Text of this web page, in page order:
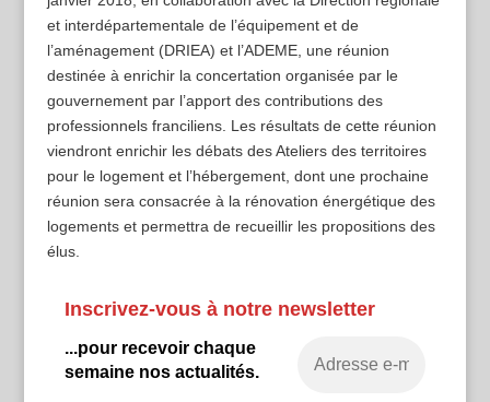
et interdépartementale de l’équipement et de
l’aménagement (DRIEA) et l’ADEME, une réunion
destinée à enrichir la concertation organisée par le
gouvernement par l’apport des contributions des
professionnels franciliens. Les résultats de cette réunion
viendront enrichir les débats des Ateliers des territoires
pour le logement et l’hébergement, dont une prochaine
réunion sera consacrée à la rénovation énergétique des
logements et permettra de recueillir les propositions des
élus.
Inscrivez-vous à notre newsletter
...pour recevoir chaque
semaine nos actualités.